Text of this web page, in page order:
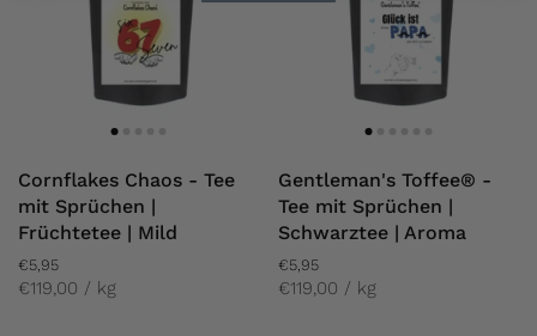
Cornflakes Chaos - Tee
mit Sprüchen |
Früchtetee | Mild
€5,95
€119,00 / kg
Gentleman's Toffee® -
Tee mit Sprüchen |
Schwarztee | Aroma
€5,95
€119,00 / kg